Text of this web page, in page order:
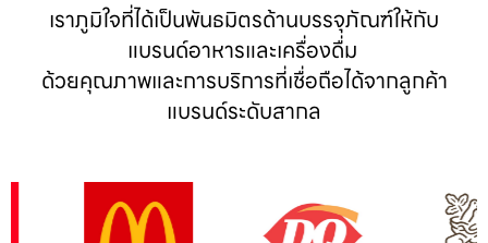
เราภูมิใจที่ได้เป็นพันธมิตรด้านบรรจุภัณฑ์ให้กับ
แบรนด์อาหารและเครื่องดื่ม
ด้วยคุณภาพและการบริการที่เชื่อถือได้จากลูกค้า
แบรนด์ระดับสากล